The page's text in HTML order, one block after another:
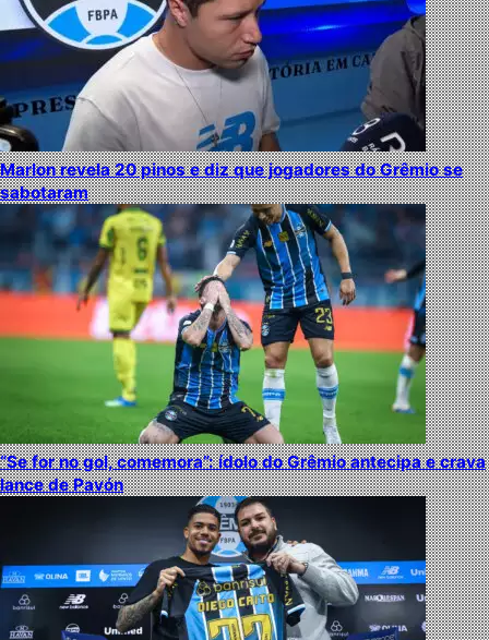
Marlon revela 20 pinos e diz que jogadores do Grêmio se
sabotaram
“Se for no gol, comemora”: ídolo do Grêmio antecipa e crava
lance de Pavón